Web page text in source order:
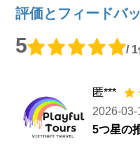
評価とフィードバ
5 /
匿***
2026-03-
5つ星の